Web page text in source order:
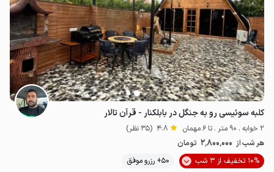
کلبه سوئیسی رو به جنگل در بابلکنار - قرآن تالار
2 خوابه . 90 متر . تا 6 مهمان 4.8 (35 نظر)
هر شب از 2٬800٬000 تومان
10% تخفیف از 3 شب
50+ رزرو موفق